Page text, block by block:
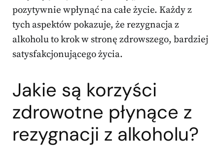
pozytywnie wpłynąć na całe życie. Każdy z
tych aspektów pokazuje, że rezygnacja z
alkoholu to krok w stronę zdrowszego, bardziej
satysfakcjonującego życia.
Jakie są korzyści
zdrowotne płynące z
rezygnacji z alkoholu?